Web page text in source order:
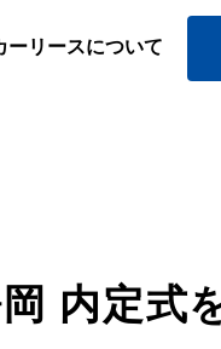
ーリースについて
内定式